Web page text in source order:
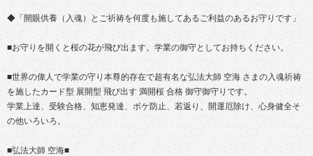
◆「開眼供養（入魂）とご祈祷を何度も施してあるご利益のあるお守りです」
■お守りを開くと桜の花が飛び出ます。学業の御守としてお持ちください。
■世界の偉人で学業の守り本尊的存在で超有名な弘法大師 空海 さまの入魂祈祷
を施したカード型 展開型 飛び出す 満開桜 合格 御守御守りです。
学業上達、受験合格、知恵発達、ボケ防止、若返り、開運厄除け、心身健全そ
の他いろいろ。
■弘法大師 空海■